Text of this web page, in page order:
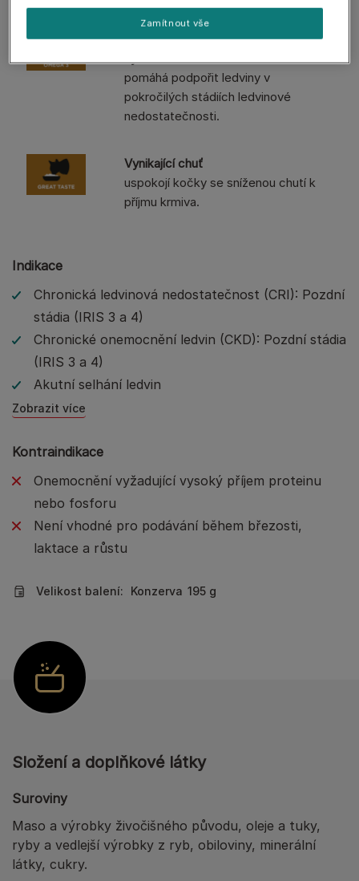
Zvýšený obsah omega-3 mastných
kyselin
pomáhá podpořit ledviny v
pokročilých stádiích ledvinové
nedostatečnosti.
Vynikající chuť
uspokojí kočky se sníženou chutí k
příjmu krmiva.
Indikace
Chronická ledvinová nedostatečnost (CRI): Pozdní
stádia (IRIS 3 a 4)
Chronické onemocnění ledvin (CKD): Pozdní stádia
(IRIS 3 a 4)
Akutní selhání ledvin
Zobrazit více
Kontraindikace
Onemocnění vyžadující vysoký příjem proteinu
nebo fosforu
Není vhodné pro podávání během březosti,
laktace a růstu
Velikost balení: Konzerva 195 g
Složení a doplňkové látky
Suroviny
Maso a výrobky živočišného původu, oleje a tuky,
ryby a vedlejší výrobky z ryb, obiloviny, minerální
látky, cukry.
Zamítnout vše